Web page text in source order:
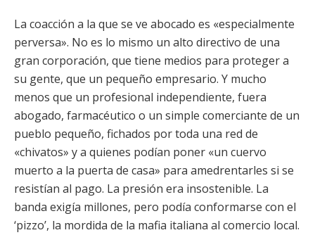
La coacción a la que se ve abocado es «especialmente
perversa». No es lo mismo un alto directivo de una
gran corporación, que tiene medios para proteger a
su gente, que un pequeño empresario. Y mucho
menos que un profesional independiente, fuera
abogado, farmacéutico o un simple comerciante de un
pueblo pequeño, fichados por toda una red de
«chivatos» y a quienes podían poner «un cuervo
muerto a la puerta de casa» para amedrentarles si se
resistían al pago. La presión era insostenible. La
banda exigía millones, pero podía conformarse con el
‘pizzo’, la mordida de la mafia italiana al comercio local.